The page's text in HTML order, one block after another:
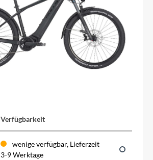
Verfügbarkeit
wenige verfügbar, Lieferzeit
3-9 Werktage